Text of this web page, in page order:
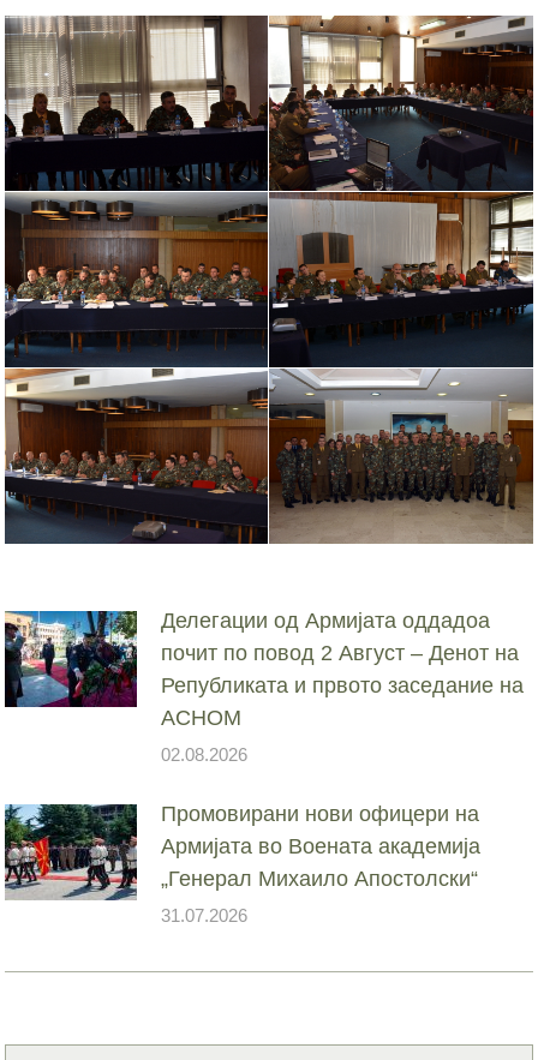
Делегации од Армијата оддадоа
почит по повод 2 Август – Денот на
Републиката и првото заседание на
АСНОМ
02.08.2026
Промовирани нови офицери на
Армијата во Воената академија
„Генерал Михаило Апостолски“
31.07.2026